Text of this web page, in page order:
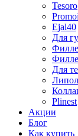
Tesoro
Ejal40
Для
Для
Plinest
Акции
Блог
Как купить